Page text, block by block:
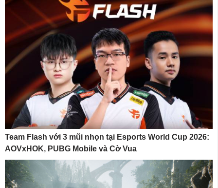
Team Flash với 3 mũi nhọn tại Esports World Cup 2026:
AOVxHOK, PUBG Mobile và Cờ Vua